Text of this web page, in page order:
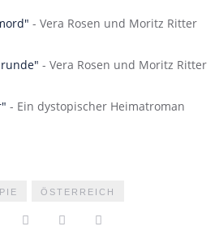
- Vera Rosen und Moritz Ritter
- Vera Rosen und Moritz Ritter
- Ein dystopischer Heimatroman
ÖSTERREICH